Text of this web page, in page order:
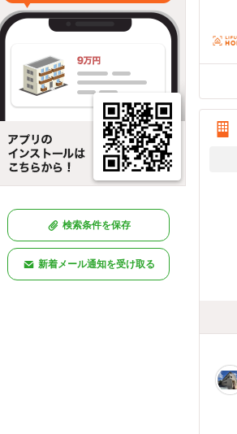
検索条件を保存
新着メール通知を受け取る